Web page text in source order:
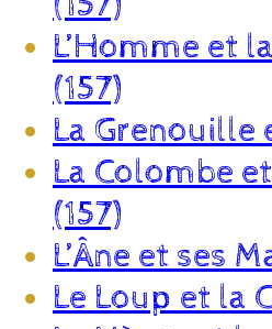
L’Homme et
(157)
La Grenouille
La Colombe
(157)
L’Âne et ses
Le Loup et la